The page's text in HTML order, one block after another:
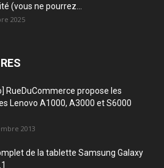
(vous ne pourrez...
2025
RueDuCommerce propose les
Lenovo A1000, A3000 et S6000
2013
de la tablette Samsung Galaxy